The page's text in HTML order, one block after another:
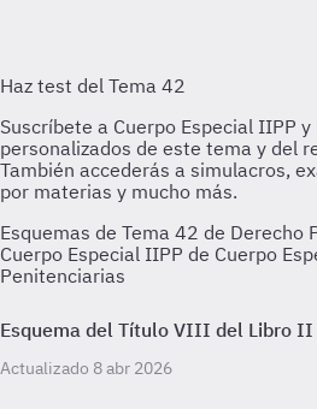
Esquemas de Tema 42 de Derecho
Cuerpo Especial IIPP de Cuerpo
Penitenciarias
Esquema del Título VIII del Libro II
Actualizado 8 abr 2026